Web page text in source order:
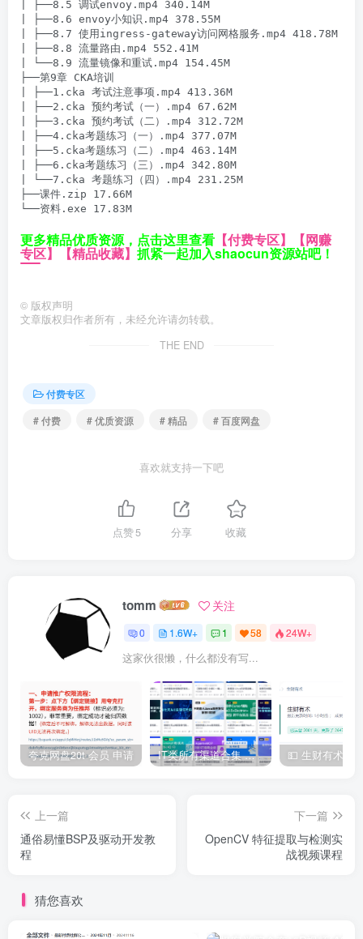
| ├──8.5 调试envoy.mp4 340.14M
| ├──8.6 envoy小知识.mp4 378.55M
| ├──8.7 使用ingress-gateway访问网格服务.mp4 418.78M
| ├──8.8 流量路由.mp4 552.41M
| └──8.9 流量镜像和重试.mp4 154.45M
├──第9章 CKA培训
| ├──1.cka 考试注意事项.mp4 413.36M
| ├──2.cka 预约考试（一）.mp4 67.62M
| ├──3.cka 预约考试（二）.mp4 312.72M
| ├──4.cka考题练习（一）.mp4 377.07M
| ├──5.cka考题练习（二）.mp4 463.14M
| ├──6.cka考题练习（三）.mp4 342.80M
| └──7.cka 考题练习（四）.mp4 231.25M
├──课件.zip 17.66M
└──资料.exe 17.83M
更多精品优质资源，点击这里查看 【付费专区】 【网赚
专区】 【精品收藏】 抓紧一起加入shaocun资源站吧！
© 版权声明
文章版权归作者所有，未经允许请勿转载。
THE END
付费专区
# 付费
# 优质资源 # 精品 # 百度网盘
喜欢就支持一下吧
点赞5 分享 收藏
tomm 关注
0 1.6W+ 1 58 24W+
这家伙很懒，什么都没有写...
夸克网盘20t 会员 申请 IT类所有渠道合集 持续日更，目前近四千多条资源 年费用户微信私信获取权限
上一篇
通俗易懂BSP及驱动开发教
程
下一篇
OpenCV 特征提取与检测实
战视频课程
猜您喜欢